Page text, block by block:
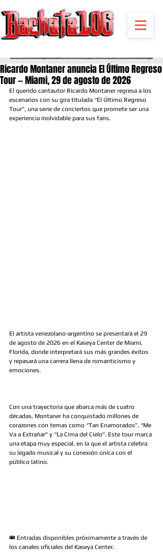
Ricardo Montaner anuncia El Último Regreso
Tour — Miami, 29 de agosto de 2026
El querido cantautor Ricardo Montaner regresa a los
escenarios con su gira titulada “El Último Regreso
Tour”, una serie de conciertos que promete ser una
experiencia inolvidable para sus fans.
El artista venezolano-argentino se presentará el 29
de agosto de 2026 en el Kaseya Center de Miami,
Florida, donde interpretará sus más grandes éxitos
y repasará una carrera llena de romanticismo y
emociones.
Con una trayectoria que abarca más de cuatro
décadas, Montaner ha conquistado millones de
corazones con temas como “Tan Enamorados”, “Me
Va a Extrañar” y “La Cima del Cielo”. Este tour marca
una etapa muy especial, en la que el artista celebra
su legado musical y su conexión única con el
público latino.
🎟️ Entradas disponibles próximamente a través de
los canales oficiales del Kaseya Center.